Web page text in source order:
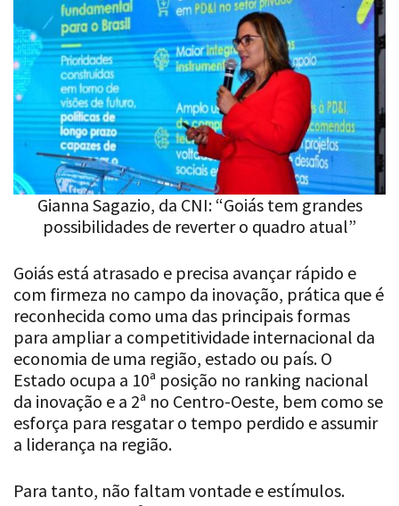
Gianna Sagazio, da CNI: “Goiás tem grandes
possibilidades de reverter o quadro atual”
Goiás está atrasado e precisa avançar rápido e
com firmeza no campo da inovação, prática que é
reconhecida como uma das principais formas
para ampliar a competitividade internacional da
economia de uma região, estado ou país. O
Estado ocupa a 10ª posição no ranking nacional
da inovação e a 2ª no Centro-Oeste, bem como se
esforça para resgatar o tempo perdido e assumir
a liderança na região.
Para tanto, não faltam vontade e estímulos.